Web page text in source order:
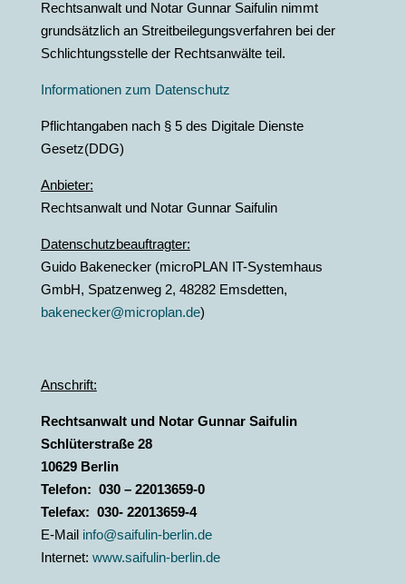
Rechtsanwalt und Notar Gunnar Saifulin nimmt
grundsätzlich an Streitbeilegungsverfahren bei der
Schlichtungsstelle der Rechtsanwälte teil.
Informationen zum Datenschutz
Pflichtangaben nach § 5 des Digitale Dienste
Gesetz(DDG)
Anbieter:
Rechtsanwalt und Notar Gunnar Saifulin
Datenschutzbeauftragter:
Guido Bakenecker (microPLAN IT-Systemhaus
GmbH, Spatzenweg 2, 48282 Emsdetten,
bakenecker@microplan.de)
Anschrift:
Rechtsanwalt und Notar Gunnar Saifulin
Schlüterstraße 28
10629 Berlin
Telefon: 030 – 22013659-0
Telefax: 030- 22013659-4
E-Mail info@saifulin-berlin.de
Internet: www.saifulin-berlin.de